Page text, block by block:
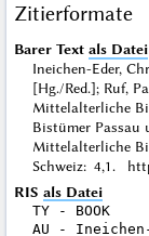
Zitierformate
Barer Text als Datei
Ineichen-Eder,
[Hg./Red.]; Ruf,
Mittelalterliche
Bistümer
Mittelalterliche
Schweiz: 4,1.
RIS als Datei
TY - BOOK
AU -